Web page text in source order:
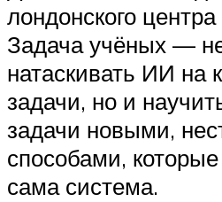
лондонского
Задача учёных —
натаскивать ИИ на
задачи, но и
задачи новыми,
способами,
сама система.